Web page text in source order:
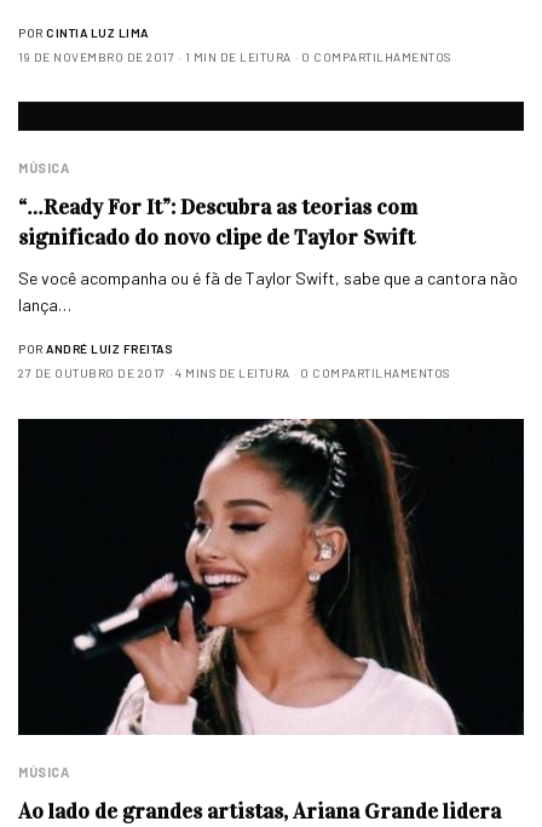
POR CINTIA LUZ LIMA
19 DE NOVEMBRO DE 2017
1 MIN DE LEITURA 0 COMPARTILHAMENTOS
MÚSICA
“…Ready For It”: Descubra as teorias com
significado do novo clipe de Taylor Swift
Se você acompanha ou é fã de Taylor Swift, sabe que a cantora não
lança…
POR ANDRÉ LUIZ FREITAS
27 DE OUTUBRO DE 2017
4 MINS DE LEITURA 0 COMPARTILHAMENTOS
MÚSICA
Ao lado de grandes artistas, Ariana Grande lidera